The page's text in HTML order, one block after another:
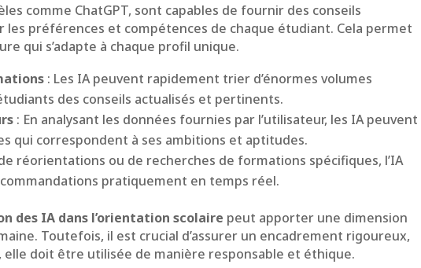
comme ChatGPT, sont capables de fournir des conseils
les préférences et compétences de chaque étudiant. Cela permet
qui s’adapte à chaque profil unique.
: Les IA peuvent rapidement trier d’énormes volumes
des conseils actualisés et pertinents.
: En analysant les données fournies par l’utilisateur, les IA peuvent
qui correspondent à ses ambitions et aptitudes.
de réorientations ou de recherches de formations spécifiques, l’IA
pratiquement en temps réel.
des IA dans l’orientation scolaire peut apporter une dimension
Toutefois, il est crucial d’assurer un encadrement rigoureux,
elle doit être utilisée de manière responsable et éthique.